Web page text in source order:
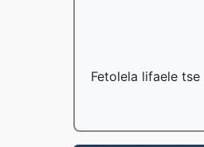
Fetolela lifaele